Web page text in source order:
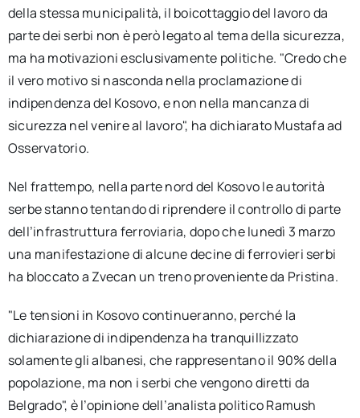
della stessa municipalità, il boicottaggio del lavoro da
parte dei serbi non è però legato al tema della sicurezza,
ma ha motivazioni esclusivamente politiche. "Credo che
il vero motivo si nasconda nella proclamazione di
indipendenza del Kosovo, e non nella mancanza di
sicurezza nel venire al lavoro", ha dichiarato Mustafa ad
Osservatorio.
Nel frattempo, nella parte nord del Kosovo le autorità
serbe stanno tentando di riprendere il controllo di parte
dell’infrastruttura ferroviaria, dopo che lunedì 3 marzo
una manifestazione di alcune decine di ferrovieri serbi
ha bloccato a Zvecan un treno proveniente da Pristina.
"Le tensioni in Kosovo continueranno, perché la
dichiarazione di indipendenza ha tranquillizzato
solamente gli albanesi, che rappresentano il 90% della
popolazione, ma non i serbi che vengono diretti da
Belgrado", è l’opinione dell’analista politico Ramush